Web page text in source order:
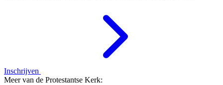
Inschrijven
Meer van de Protestantse Kerk: